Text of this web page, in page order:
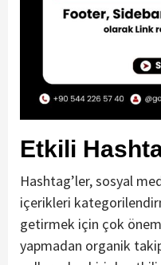
Etkili
Hashtag’ler, sosyal
içerikleri
getirmek için çok
yapmadan organik